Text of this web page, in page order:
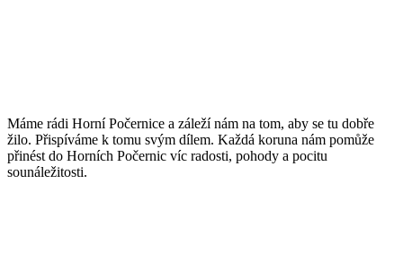
Máme rádi Horní Počernice a záleží nám na tom, aby se tu dobře
žilo. Přispíváme k tomu svým dílem. Každá koruna nám pomůže
přinést do Horních Počernic víc radosti, pohody a pocitu
sounáležitosti.